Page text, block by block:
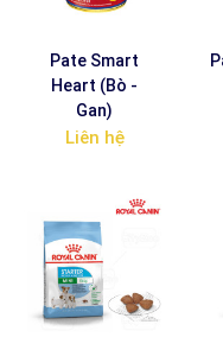
Pate Smart
Heart (Bò -
Gan)
Liên hệ